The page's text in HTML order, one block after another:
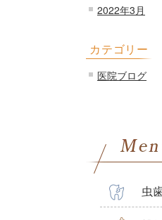
2022年3月
カテゴリー
医院ブログ
虫